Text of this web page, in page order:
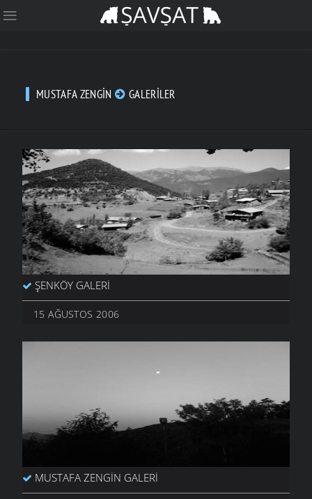
MUSTAFA ZENGIN GALERILER
ŞENKÖY GALERI
15 AĞUSTOS 2006
MUSTAFA ZENGIN GALERI